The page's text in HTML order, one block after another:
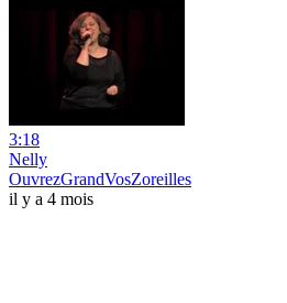
3:18
Nelly
OuvrezGrandVosZoreilles
il y a 4 mois